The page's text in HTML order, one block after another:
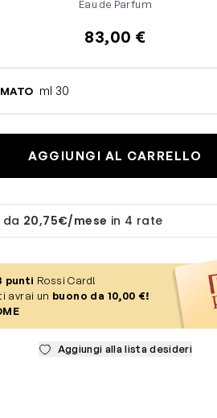
Eau de Parfum
83,00 €
ml 30
AGGIUNGI AL CARRELLO
punti Rossi Card!
avrai un buono da 10,00 €!
Aggiungi alla lista desideri